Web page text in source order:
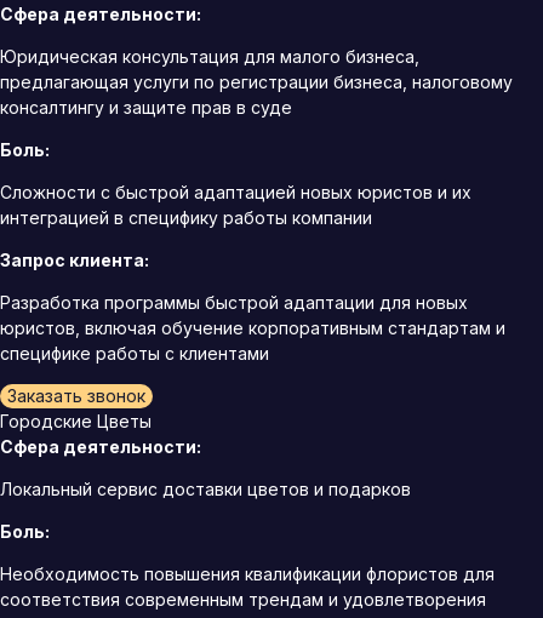
Сфера деятельности:
Юридическая консультация для малого бизнеса,
предлагающая услуги по регистрации бизнеса, налоговому
консалтингу и защите прав в суде
Боль:
Сложности с быстрой адаптацией новых юристов и их
интеграцией в специфику работы компании
Запрос клиента:
Разработка программы быстрой адаптации для новых
юристов, включая обучение корпоративным стандартам и
специфике работы с клиентами
Заказать звонок
Городские Цветы
Сфера деятельности:
Локальный сервис доставки цветов и подарков
Боль:
Необходимость повышения квалификации флористов для
соответствия современным трендам и удовлетворения